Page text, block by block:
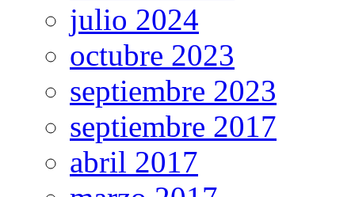
julio 2024
octubre 2023
septiembre 2023
septiembre 2017
abril 2017